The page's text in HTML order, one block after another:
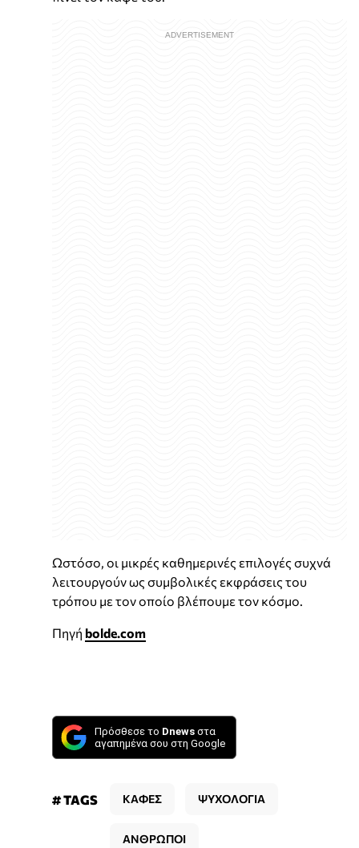
Ωστόσο, οι μικρές καθημερινές επιλογές συχνά
λειτουργούν ως συμβολικές εκφράσεις του
τρόπου με τον οποίο βλέπουμε τον κόσμο.
Πηγή bolde.com
Πρόσθεσε το Dnews στα
αγαπημένα σου στη Google
# TAGS ΚΑΦΕΣ ΨΥΧΟΛΟΓΙΑ
ΑΝΘΡΩΠΟΙ